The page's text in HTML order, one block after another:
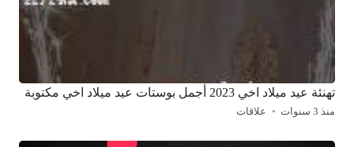
تهنئة عيد ميلاد اخي 2023 أجمل بوستات عيد ميلاد اخي مكتوبة
منذ 3 سنوات علاقات